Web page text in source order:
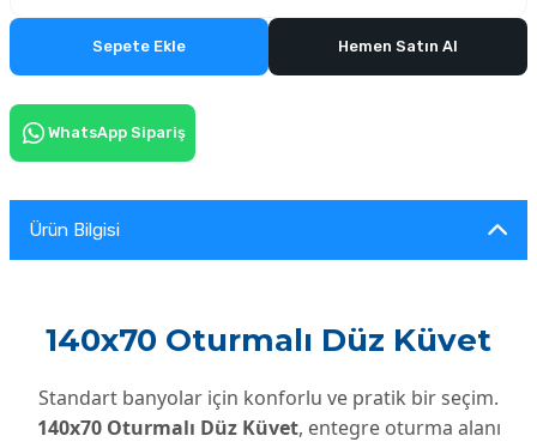
Sepete Ekle Hemen Satın Al
WhatsApp Sipariş
Ürün Bilgisi
140x70 Oturmalı Düz Küvet
Standart banyolar için konforlu ve pratik bir seçim.
140x70 Oturmalı Düz Küvet, entegre oturma alanı